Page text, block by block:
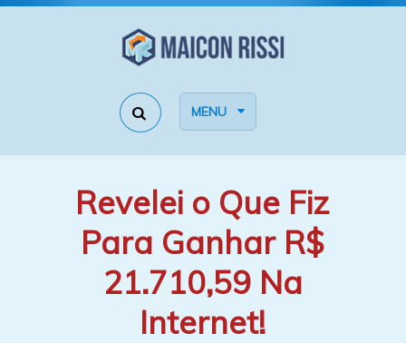
MENU
Revelei o Que Fiz
Para Ganhar R$
21.710,59 Na
Internet!